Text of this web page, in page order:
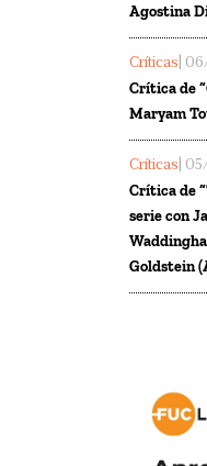
Agostina
Críticas |
Crítica de
Maryam
Críticas |
Crítica de
serie con
Goldstein